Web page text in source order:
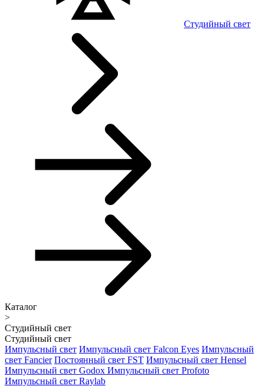
Студийный свет
Каталог
>
Студийный свет
Студийный свет
Импульсный свет Импульсный свет Falcon Eyes Импульсный
свет Fancier Постоянный свет FST Импульсный свет Hensel
Импульсный свет Godox Импульсный свет Profoto
Импульсный свет Raylab